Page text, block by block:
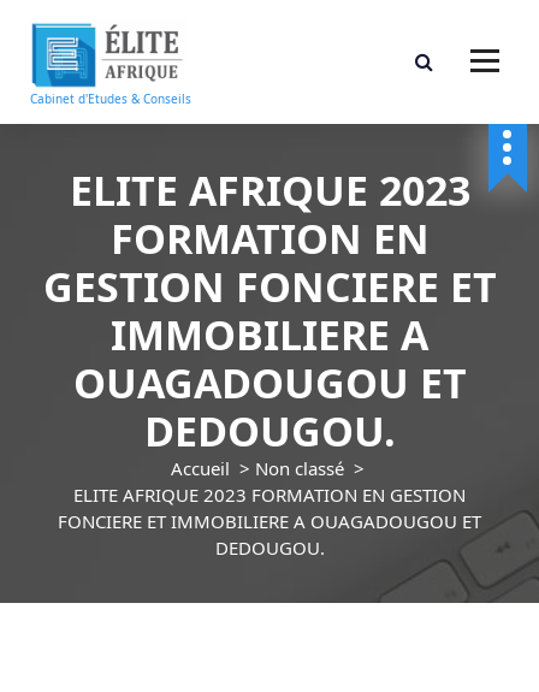
r
Cabinet d'Etudes & Conseils
ELITE AFRIQUE 2023
FORMATION EN
GESTION FONCIERE ET
IMMOBILIERE A
OUAGADOUGOU ET
DEDOUGOU.
Accueil > Non classé>
ELITE AFRIQUE 2023 FORMATION EN GESTION
FONCIERE ET IMMOBILIERE A OUAGADOUGOU ET
DEDOUGOU.